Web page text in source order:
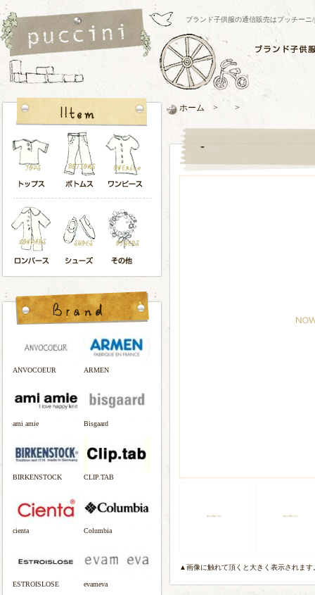
ブランド子供服の通信販売はプッチー
ANVOCOEUR ARMEN
ami amie Bisgaard
BIRKENSTOCK CLIP.TAB
cienta Columbia
ESTROISLOSE evameva
ホーム > >
-
▲画像に触れて頂くと大きく表示されます